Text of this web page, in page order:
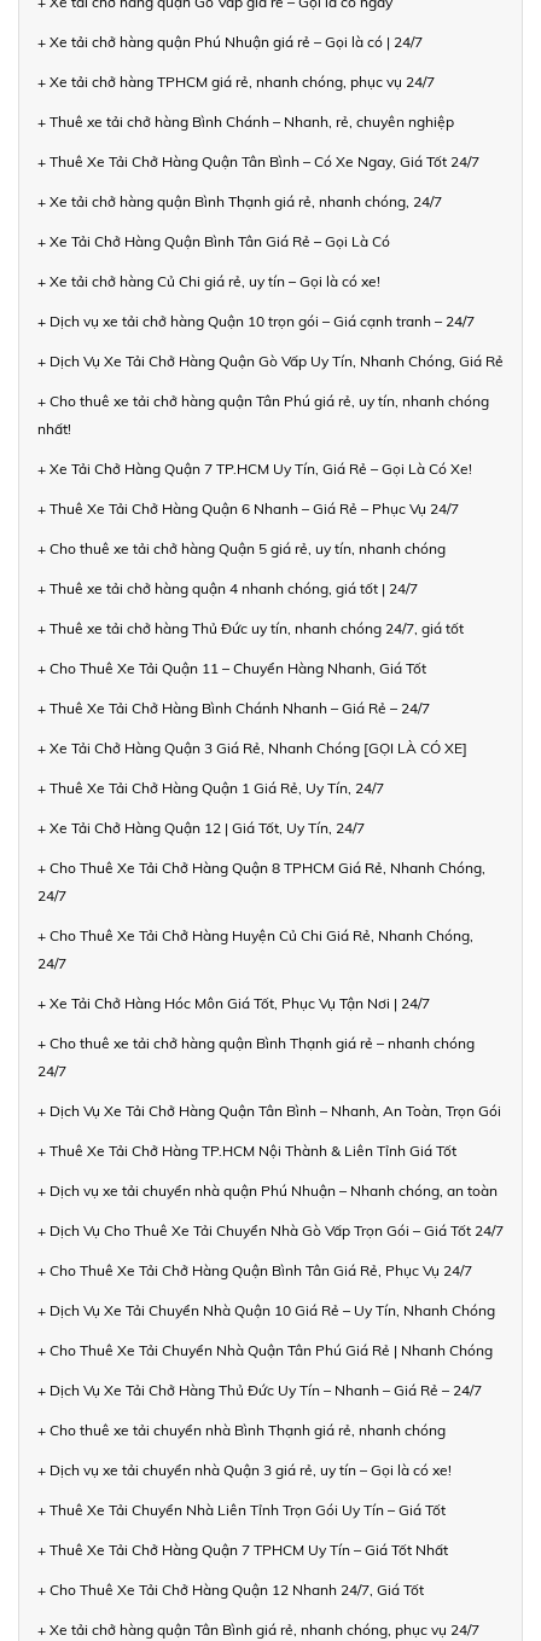
+ Xe tải chở hàng quận Phú Nhuận giá rẻ – Gọi là có | 24/7
+ Xe tải chở hàng TPHCM giá rẻ, nhanh chóng, phục vụ 24/7
+ Thuê xe tải chở hàng Bình Chánh – Nhanh, rẻ, chuyên nghiệp
+ Thuê Xe Tải Chở Hàng Quận Tân Bình – Có Xe Ngay, Giá Tốt 24/7
+ Xe tải chở hàng quận Bình Thạnh giá rẻ, nhanh chóng, 24/7
+ Xe Tải Chở Hàng Quận Bình Tân Giá Rẻ – Gọi Là Có
+ Xe tải chở hàng Củ Chi giá rẻ, uy tín – Gọi là có xe!
+ Dịch vụ xe tải chở hàng Quận 10 trọn gói – Giá cạnh tranh – 24/7
+ Dịch Vụ Xe Tải Chở Hàng Quận Gò Vấp Uy Tín, Nhanh Chóng, Giá Rẻ
+ Cho thuê xe tải chở hàng quận Tân Phú giá rẻ, uy tín, nhanh chóng
nhất!
+ Xe Tải Chở Hàng Quận 7 TP.HCM Uy Tín, Giá Rẻ – Gọi Là Có Xe!
+ Thuê Xe Tải Chở Hàng Quận 6 Nhanh – Giá Rẻ – Phục Vụ 24/7
+ Cho thuê xe tải chở hàng Quận 5 giá rẻ, uy tín, nhanh chóng
+ Thuê xe tải chở hàng quận 4 nhanh chóng, giá tốt | 24/7
+ Thuê xe tải chở hàng Thủ Đức uy tín, nhanh chóng 24/7, giá tốt
+ Cho Thuê Xe Tải Quận 11 – Chuyển Hàng Nhanh, Giá Tốt
+ Thuê Xe Tải Chở Hàng Bình Chánh Nhanh – Giá Rẻ – 24/7
+ Xe Tải Chở Hàng Quận 3 Giá Rẻ, Nhanh Chóng [GỌI LÀ CÓ XE]
+ Thuê Xe Tải Chở Hàng Quận 1 Giá Rẻ, Uy Tín, 24/7
+ Xe Tải Chở Hàng Quận 12 | Giá Tốt, Uy Tín, 24/7
+ Cho Thuê Xe Tải Chở Hàng Quận 8 TPHCM Giá Rẻ, Nhanh Chóng,
24/7
+ Cho Thuê Xe Tải Chở Hàng Huyện Củ Chi Giá Rẻ, Nhanh Chóng,
24/7
+ Xe Tải Chở Hàng Hóc Môn Giá Tốt, Phục Vụ Tận Nơi | 24/7
+ Cho thuê xe tải chở hàng quận Bình Thạnh giá rẻ – nhanh chóng
24/7
+ Dịch Vụ Xe Tải Chở Hàng Quận Tân Bình – Nhanh, An Toàn, Trọn Gói
+ Thuê Xe Tải Chở Hàng TP.HCM Nội Thành & Liên Tỉnh Giá Tốt
+ Dịch vụ xe tải chuyển nhà quận Phú Nhuận – Nhanh chóng, an toàn
+ Dịch Vụ Cho Thuê Xe Tải Chuyển Nhà Gò Vấp Trọn Gói – Giá Tốt 24/7
+ Cho Thuê Xe Tải Chở Hàng Quận Bình Tân Giá Rẻ, Phục Vụ 24/7
+ Dịch Vụ Xe Tải Chuyển Nhà Quận 10 Giá Rẻ – Uy Tín, Nhanh Chóng
+ Cho Thuê Xe Tải Chuyển Nhà Quận Tân Phú Giá Rẻ | Nhanh Chóng
+ Dịch Vụ Xe Tải Chở Hàng Thủ Đức Uy Tín – Nhanh – Giá Rẻ – 24/7
+ Cho thuê xe tải chuyển nhà Bình Thạnh giá rẻ, nhanh chóng
+ Dịch vụ xe tải chuyển nhà Quận 3 giá rẻ, uy tín – Gọi là có xe!
+ Thuê Xe Tải Chuyển Nhà Liên Tỉnh Trọn Gói Uy Tín – Giá Tốt
+ Thuê Xe Tải Chở Hàng Quận 7 TPHCM Uy Tín – Giá Tốt Nhất
+ Cho Thuê Xe Tải Chở Hàng Quận 12 Nhanh 24/7, Giá Tốt
+ Xe tải chở hàng quận Tân Bình giá rẻ, nhanh chóng, phục vụ 24/7